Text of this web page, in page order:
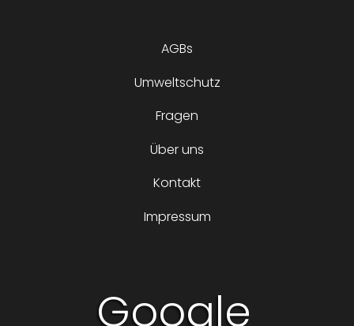
AGBs
Umweltschutz
Fragen
Über uns
Kontakt
Impressum
Google